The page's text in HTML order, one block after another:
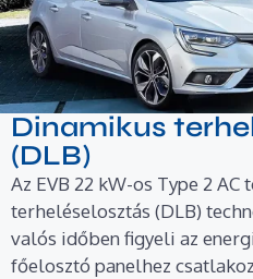
Dinamikus
(DLB)
Az EVB 22 kW-os Type 2
terheléselosztás (DLB)
valós időben figyeli az
főelosztó panelhez